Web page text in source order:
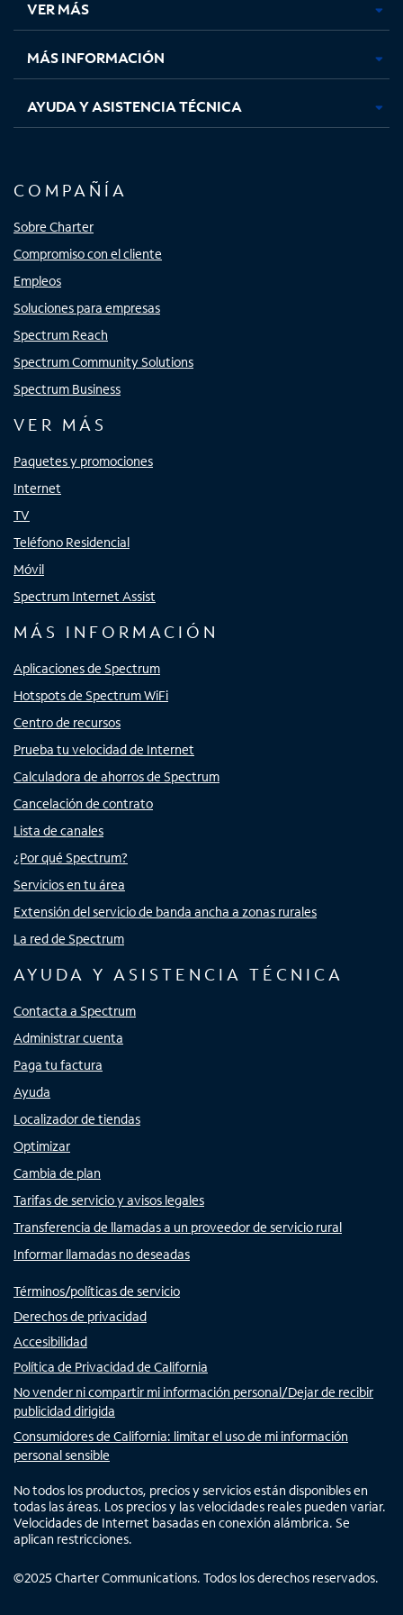
pestaña
nueva
pestaña
nueva
pestaña
nuevanueva
VER MÁS
MÁS INFORMACIÓN
AYUDA Y ASISTENCIA TÉCNICA
COMPAÑÍA
Sobre Charter
Compromiso con el cliente
Empleos
Soluciones para empresas
Spectrum Reach
Spectrum Community Solutions
Spectrum Business
VER MÁS
Paquetes y promociones
Internet
TV
Teléfono Residencial
Móvil
Spectrum Internet Assist
MÁS INFORMACIÓN
Aplicaciones de Spectrum
Hotspots de Spectrum WiFi
Centro de recursos
Prueba tu velocidad de Internet
Calculadora de ahorros de Spectrum
Cancelación de contrato
Lista de canales
¿Por qué Spectrum?
Servicios en tu área
Extensión del servicio de banda ancha a zonas rurales
La red de Spectrum
AYUDA Y ASISTENCIA TÉCNICA
Contacta a Spectrum
Administrar cuenta
Paga tu factura
Ayuda
Localizador de tiendas
Optimizar
Cambia de plan
Tarifas de servicio y avisos legales
Transferencia de llamadas a un proveedor de servicio rural
Informar llamadas no deseadas
Términos/políticas de servicio
Derechos de privacidad
Accesibilidad
Política de Privacidad de California
No vender ni compartir mi información personal/Dejar de recibir
publicidad dirigida
Consumidores de California: limitar el uso de mi información
personal sensible
No todos los productos, precios y servicios están disponibles en
todas las áreas. Los precios y las velocidades reales pueden variar.
Velocidades de Internet basadas en conexión alámbrica. Se
aplican restricciones.
©2025 Charter Communications. Todos los derechos reservados.